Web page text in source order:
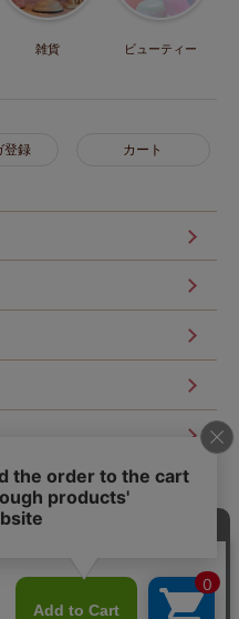
雑貨 ビューティー
登録 カート